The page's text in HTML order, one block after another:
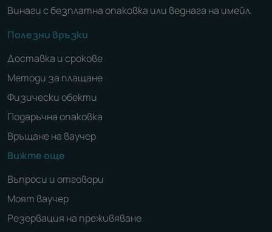
Винаги с безплатна опаковка или веднага на имейл.
Полезни връзки
Доставка и срокове
Методи за плащане
Физически обекти
Подаръчна опаковка
Връщане на ваучер
Вижте още
Въпроси и отговори
Моят ваучер
Резервация на преживяване